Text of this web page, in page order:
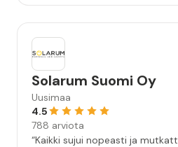
Solarum Suomi Oy
Uusimaa
4.5
788 arviota
“Kaikki sujui nopeasti ja